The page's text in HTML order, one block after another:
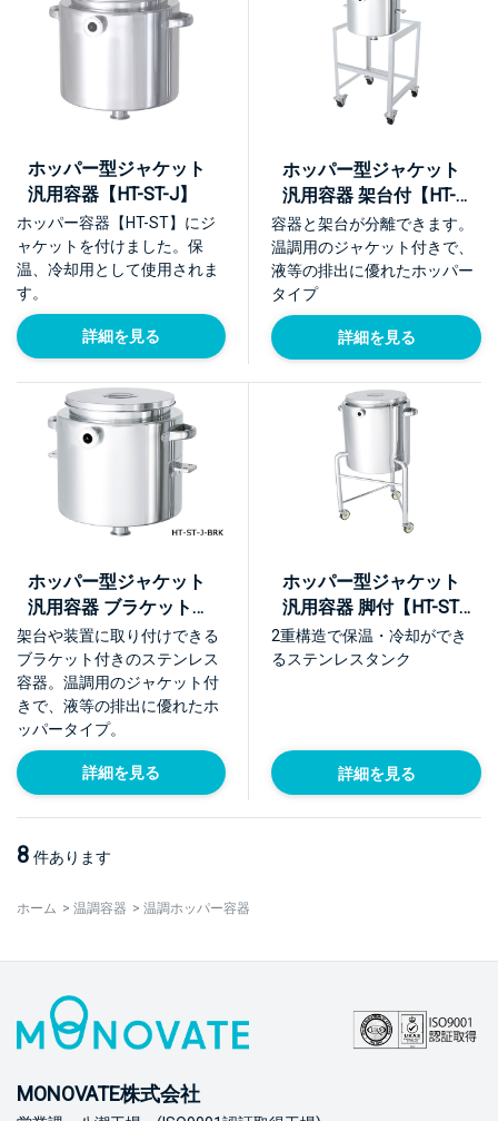
ホッパー型ジャケット
汎用容器【HT-ST-J】
ホッパー容器【HT-ST】にジ
ャケットを付けました。保
温、冷却用として使用されま
す。
詳細を見る
ホッパー型ジャケット
汎用容器 架台付【HT-
ST-J-ASC】
容器と架台が分離できます。
温調用のジャケット付きで、
液等の排出に優れたホッパー
タイプ
詳細を見る
ホッパー型ジャケット
汎用容器 ブラケット付
【HT-ST-J-BRK】
架台や装置に取り付けできる
ブラケット付きのステンレス
容器。温調用のジャケット付
きで、液等の排出に優れたホ
ッパータイプ。
詳細を見る
ホッパー型ジャケット
汎用容器 脚付【HT-ST-
J-L】
2重構造で保温・冷却ができ
るステンレスタンク
詳細を見る
8 件あります
ホーム > 温調容器 > 温調ホッパー容器
MONOVATE株式会社